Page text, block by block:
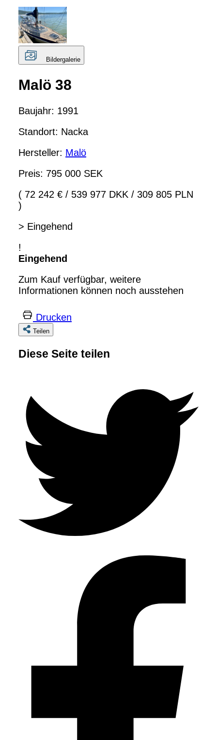
Bildergalerie
Malö 38
Baujahr: 1991
Standort: Nacka
Hersteller: Malö
Preis: 795 000 SEK
( 72 242 € / 539 977 DKK / 309 805 PLN
)
> Eingehend
!
Eingehend
Zum Kauf verfügbar, weitere
Informationen können noch ausstehen
Drucken
Teilen
Diese Seite teilen